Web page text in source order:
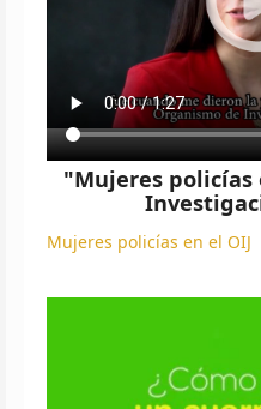
"Mujeres policías
Mujeres policías en el OIJ